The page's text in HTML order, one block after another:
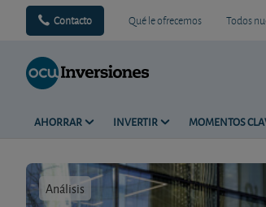
Contacto Qué le ofrecemos Todos
AHORRAR INVERTIR MOMENTOS
Análisis